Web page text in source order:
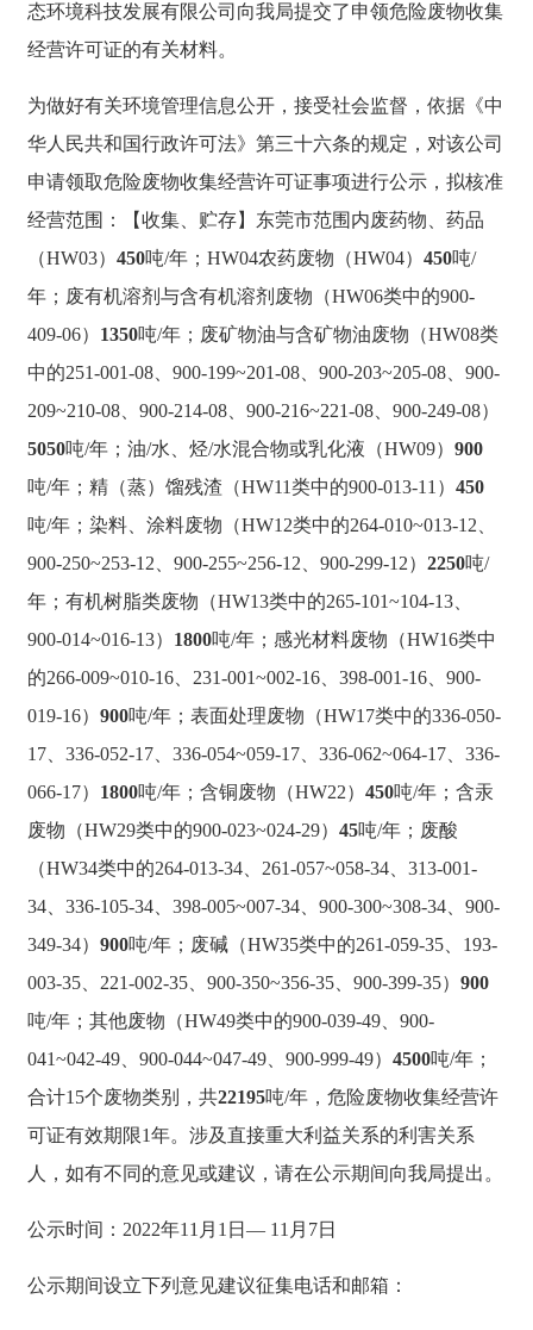
态环境科技发展有限公司向我局提交了申领危险废物收集
经营许可证的有关材料。
为做好有关环境管理信息公开，接受社会监督，依据《中
华人民共和国行政许可法》第三十六条的规定，对该公司
申请领取危险废物收集经营许可证事项进行公示，拟核准
经营范围：【收集、贮存】东莞市范围内废药物、药品
（HW03）450吨/年；HW04农药废物（HW04）450吨/
年；废有机溶剂与含有机溶剂废物（HW06类中的900-
409-06） 1350吨/年；废矿物油与含矿物油废物（HW08类
中的251-001-08、900-199~201-08、900-203~205-08、900-
209~210-08、900-214-08、900-216~221-08、900-249-08）
5050吨/年；油/水、烃/水混合物或乳化液（HW09）900
吨/年；精（蒸）馏残渣（HW11类中的900-013-11）450
吨/年；染料、涂料废物（HW12类中的264-010~013-12、
900-250~253-12、900-255~256-12、900-299-12）2250吨/
年；有机树脂类废物（HW13类中的265-101~104-13、
900-014~016-13） 1800吨/年；感光材料废物（HW16类中
的266-009~010-16、231-001~002-16、398-001-16、900-
019-16）900吨/年；表面处理废物（HW17类中的336-050-
17、336-052-17、336-054~059-17、336-062~064-17、336-
066-17） 1800吨/年；含铜废物（HW22）450吨/年；含汞
废物（HW29类中的900-023~024-29）45吨/年；废酸
（HW34类中的264-013-34、261-057~058-34、313-001-
34、336-105-34、398-005~007-34、900-300~308-34、900-
349-34）900吨/年；废碱（HW35类中的261-059-35、193-
003-35、221-002-35、900-350~356-35、900-399-35）900
吨/年；其他废物（HW49类中的900-039-49、900-
041~042-49、900-044~047-49、900-999-49）4500吨/年；
合计15个废物类别，共22195吨/年，危险废物收集经营许
可证有效期限1年。涉及直接重大利益关系的利害关系
人，如有不同的意见或建议，请在公示期间向我局提出。
公示时间：2022年11月1日— 11月7日
公示期间设立下列意见建议征集电话和邮箱：